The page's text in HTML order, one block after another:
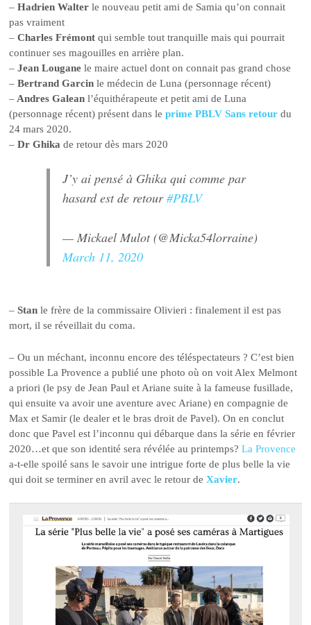
–Hadrien Walter le nouveau petit ami de Samia qu’on connait
pas vraiment
–Charles Frémont qui semble tout tranquille mais qui pourrait
continuer ses magouilles en arrière plan.
–Jean Lougane le maire actuel dont on connait pas grand chose
– Bertrand Garcin le médecin de Luna (personnage récent)
– Andres Galean l’équithérapeute et petit ami de Luna
(personnage récent) présent dans leprime PBLV Sans retour du
24 mars 2020.
–Dr Ghika de retour dès mars 2020
J’y ai pensé à Ghika qui comme par
hasard est de retour#PBLV
— Mickael Mulot (@Micka54lorraine)
March 11, 2020
–Stan le frère de la commissaire Olivieri : finalement il est pas
mort, il se réveillait du coma.
– Ou un méchant, inconnu encore des téléspectateurs ? C’est bien
possible La Provence a publié une photo où on voit Alex Melmont
a priori (le psy de Jean Paul et Ariane suite à la fameuse fusillade,
qui ensuite va avoir une aventure avec Ariane) en compagnie de
Max et Samir (le dealer et le bras droit de Pavel). On en conclut
donc que Pavel est l’inconnu qui débarque dans la série en février
2020…et que son identité sera révélée au printemps?La Provence
a-t-elle spoilé sans le savoir une intrigue forte de plus belle la vie
qui doit se terminer en avril avec le retour deXavier.